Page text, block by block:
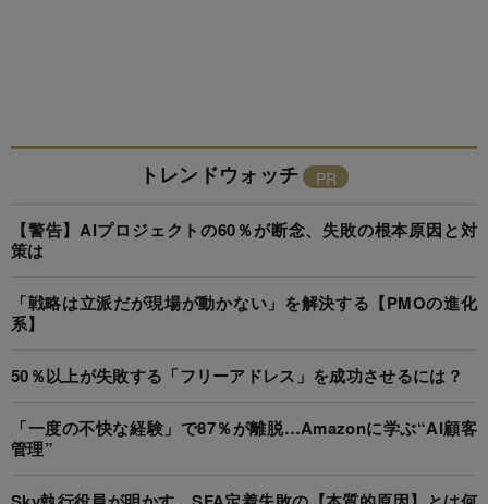
トレンドウォッチ
【警告】AIプロジェクトの60％が断念、失敗の根本原因と対
策は
「戦略は立派だが現場が動かない」を解決する【PMOの進化
系】
50％以上が失敗する「フリーアドレス」を成功させるには？
「一度の不快な経験」で87％が離脱…Amazonに学ぶ“AI顧客
管理”